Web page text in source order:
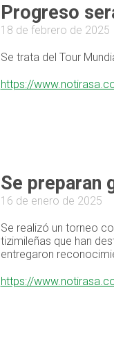
Progreso
18 de febrero de 2025
Se trata del Tour
https://
Se preparan
16 de enero de 2025
Se realizó un torneo
tizimileñas que han
entregaron
https://